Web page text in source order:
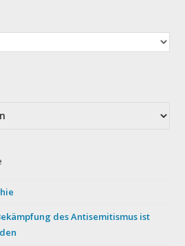
des Antisemitismus ist